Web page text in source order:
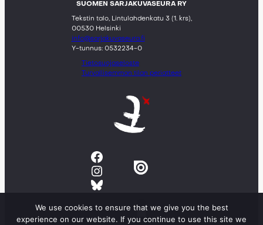
SUOMEN SARJAKUVASEURA RY
Tekstin talo, Lintulahdenkatu 3 (1. krs),
00530 Helsinki
info@sarjakuvaseura.fi
Y-tunnus: 0532234-0
Tietosuojaseloste
Turvallisemman tilan periatteet
Facebook
Instagram
Bluesky
We use cookies to ensure that we give you the best
experience on our website. If you continue to use this site we